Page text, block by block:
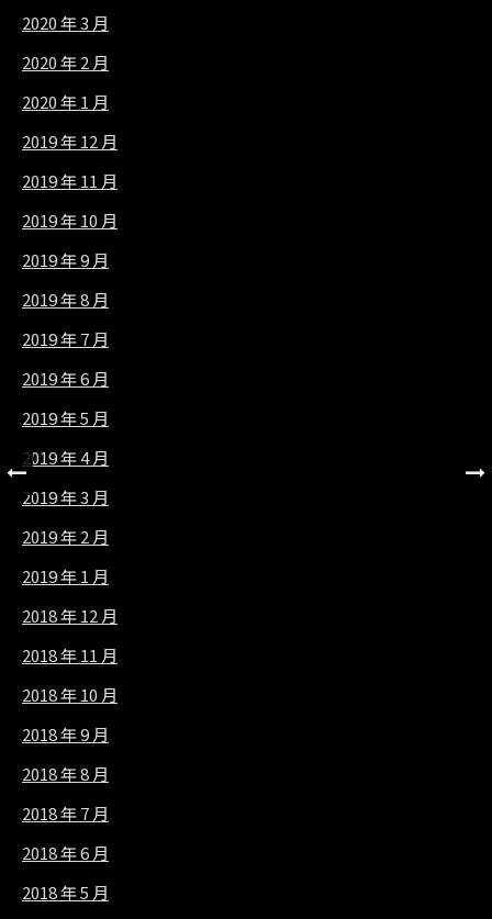
2020 年 3 月
2020 年 2 月
2020 年 1 月
2019 年 12 月
2019 年 11 月
2019 年 10 月
2019 年 9 月
2019 年 8 月
2019 年 7 月
2019 年 6 月
2019 年 5 月
2019 年 4 月
2019 年 3 月
2019 年 2 月
2019 年 1 月
2018 年 12 月
2018 年 11 月
2018 年 10 月
2018 年 9 月
2018 年 8 月
2018 年 7 月
2018 年 6 月
2018 年 5 月